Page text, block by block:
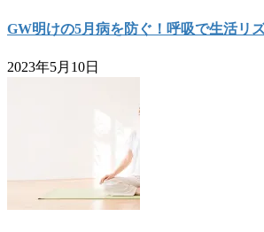
GW明けの5月病を防ぐ！呼吸で生活リ
2023年5月10日